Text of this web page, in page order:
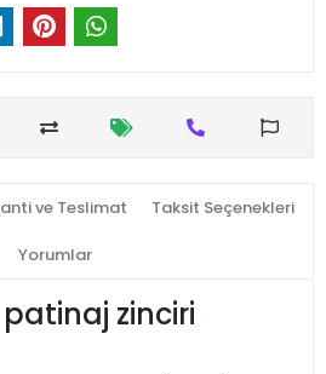
ve Teslimat Taksit Seçenekleri
Yorumlar
zinciri